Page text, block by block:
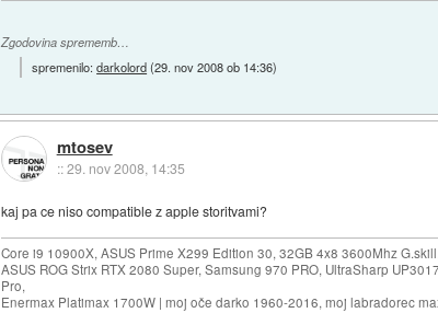
Zgodovina sprememb…
spremenilo:darkolord(29. nov 2008 ob 14:36)
mtosev
::29. nov 2008, 14:35
kaj pa ce niso compatible z apple storitvami?
Core i9 10900X, ASUS Prime X299 Edition 30, 32GB 4x8 3600Mhz
ASUS ROG Strix RTX 2080 Super, Samsung 970 PRO, UltraSharp
Pro,
Enermax Platimax 1700W | moj oče darko 1960-2016, moj labradorec